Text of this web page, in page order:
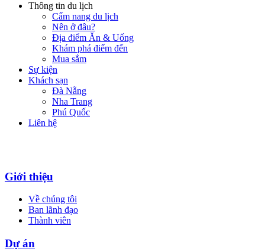
Thông tin du lịch
Cẩm nang du lịch
Nên ở đâu?
Địa điểm Ăn & Uống
Khám phá điểm đến
Mua sắm
Sự kiện
Khách sạn
Đà Nẵng
Nha Trang
Phú Quốc
Liên hệ
Giới thiệu
Về chúng tôi
Ban lãnh đạo
Thành viên
Dự án